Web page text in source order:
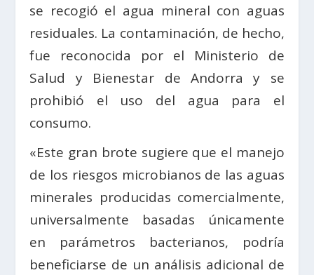
se recogió el agua mineral con aguas
residuales. La contaminación, de hecho,
fue reconocida por el Ministerio de
Salud y Bienestar de Andorra y se
prohibió el uso del agua para el
consumo.
«Este gran brote sugiere que el manejo
de los riesgos microbianos de las aguas
minerales producidas comercialmente,
universalmente basadas únicamente
en parámetros bacterianos, podría
beneficiarse de un análisis adicional de